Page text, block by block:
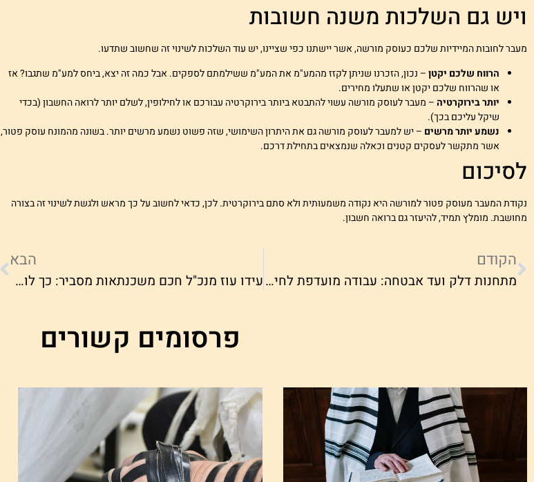
ויש גם השלכות משנה חשובות
מעבר לחובות המיידיות שלכם כעוסק מורשה, אשר יישתנו כפי שציינו, יש עוד השלכות לשינוי זה שחשוב שתדעו.
הרווח שלכם יקטן– נכון, הזכרנו שניתן לקזז מהמע"מ את המע"מ ששילמתם לספקים. אבל כמה זה יצא, ביחס למע"מ שתגבו? אז
או שהרווח שלכם יקטן או שתעלו מחירים.
יותר בירוקרטיה – מעבר לעוסק מורשה עשוי להתבטא ביותר בירוקרטיה עבורכם או לחילופין, לשלם יותר לרואה החשבון (בכדי
שיקל עליכם בכך).
נשמע יותר מרשים – יש למעבר לעוסק מורשה גם את היתרון השימושי, שזה פשוט נשמע מרשים יותר. בשונה מהמונח עוסק פטור,
אשר מתקשר לעסקים קטנים וכאלה שנמצאים בתחילת דרכם.
לסיכום
נקודת המעבר מעוסק פטור למורשה היא נקודה משמעותית ולא סתם בירוקרטית. לכן, כדאי לחשוב על כך מראש ולגשת לשינוי זה בצורה
מחושבת. מומלץ תמיד, להיעזר גם ברואה חשבון.
הקודם
מתחנות דלק ועד אבטחה: עבודה מועדפת לחיילים משוחררים מוצאים באתר סחבק!
הבא
עידו עוז מנכ"ל חכם משכנתאות מסביר: כך לוקחים משכנתא ראשונה בתנאים מצוינים
פרסומים קשורים